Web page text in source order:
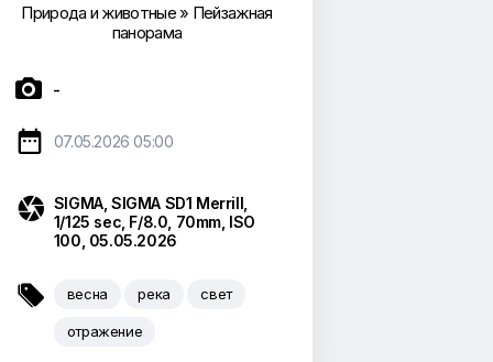
Природа и животные» Пейзажная
панорама
 -
 07.05.2026 05:00
 SIGMA, SIGMA SD1 Merrill
1/125 sec F/8.0 70mm, ISO
100 05.05.2026
 весна река свет
отражение